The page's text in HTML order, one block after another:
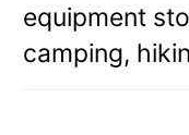
equipment
camping,